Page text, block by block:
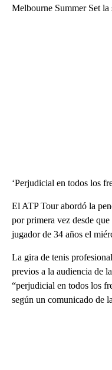
Melbourne Summer Set la
‘Perjudicial en todos los
El ATP Tour abordó la
por primera vez desde
jugador de 34 años el
La gira de tenis
previos a la audiencia de
“perjudicial en todos los
según un comunicado de